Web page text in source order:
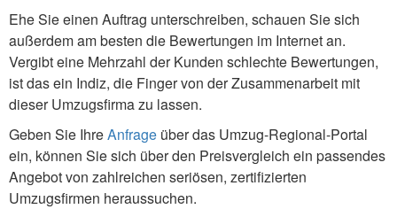
Ehe Sie einen Auftrag unterschreiben, schauen Sie sich
außerdem am besten die Bewertungen im Internet an.
Vergibt eine Mehrzahl der Kunden schlechte Bewertungen,
ist das ein Indiz, die Finger von der Zusammenarbeit mit
dieser Umzugsfirma zu lassen.
Geben Sie IhreAnfrage über das Umzug-Regional-Portal
ein, können Sie sich über den Preisvergleich ein passendes
Angebot von zahlreichen seriösen, zertifizierten
Umzugsfirmen heraussuchen.